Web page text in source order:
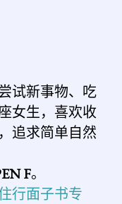
试新事物、吃
女生，喜欢收
追求简单自然
F。
行面子书专